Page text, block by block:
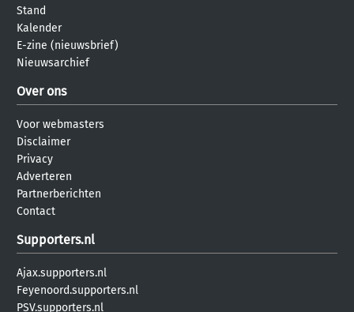
Stand
Kalender
E-zine (nieuwsbrief)
Nieuwsarchief
Over ons
Voor webmasters
Disclaimer
Privacy
Adverteren
Partnerberichten
Contact
Supporters.nl
Ajax.supporters.nl
Feyenoord.supporters.nl
PSV.supporters.nl